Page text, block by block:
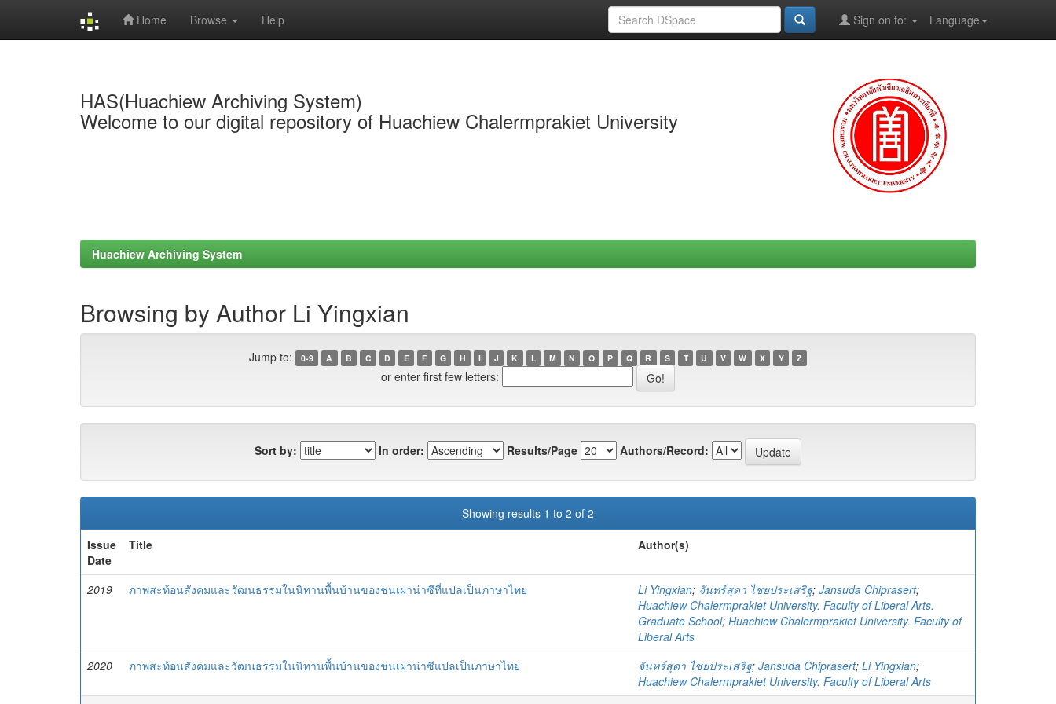
Home Browse Help Language
Sign on to:
HAS(Huachiew Archiving System)
Welcome to our digital repository of Huachiew Chalermprakiet University
Huachiew Archiving System
Browsing by Author Li Yingxian
Jump to: 0-9 A B C D E F G H I J K L M N O P Q R S T U V W X Y Z
or enter first few letters:
Sort by: In order: Results/Page Authors/Record:
Showing results 1 to 2 of 2
Issue
Date
Title Author(s)
2019 ภาพสะท้อนสังคมและวัฒนธรรมในนิทานพื้นบ้านของชนเผ่าน่าซีที่แปลเป็นภาษาไทย Li Yingxian; จันทร์สุดา ไชยประเสริฐ; Jansuda Chiprasert;
Huachiew Chalermprakiet University. Faculty of Liberal Arts.
Graduate School; Huachiew Chalermprakiet University. Faculty of
Liberal Arts
2020
ภาพสะท้อนสังคมและวัฒนธรรมในนิทานพื้นบ้านของชนเผ่าน่าซีแปลเป็นภาษาไทย จันทร์สุดา ไชยประเสริฐ; Jansuda Chiprasert; Li Yingxian;
Huachiew Chalermprakiet University. Faculty of Liberal Arts